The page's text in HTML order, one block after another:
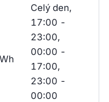
Celý den,
17:00 -
23:00,
00:00 -
17:00,
23:00 -
00:00